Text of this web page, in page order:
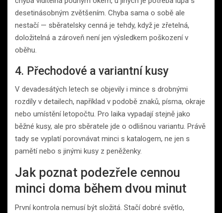
desetinásobným zvětšením. Chyba sama o sobě ale
nestačí — sběratelsky cenná je tehdy, když je zřetelná,
doložitelná a zároveň není jen výsledkem poškození v
oběhu.
4. Přechodové a variantní kusy
V devadesátých letech se objevily i mince s drobnými
rozdíly v detailech, například v podobě znaků, písma, okraje
nebo umístění letopočtu. Pro laika vypadají stejně jako
běžné kusy, ale pro sběratele jde o odlišnou variantu. Právě
tady se vyplatí porovnávat minci s katalogem, ne jen s
pamětí nebo s jinými kusy z peněženky.
Jak poznat podezřele cennou
minci doma během dvou minut
První kontrola nemusí být složitá. Stačí dobré světlo,